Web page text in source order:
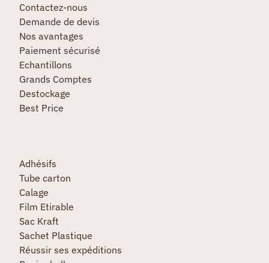
Contactez-nous
Demande de devis
Nos avantages
Paiement sécurisé
Echantillons
Grands Comptes
Destockage
Best Price
Adhésifs
Tube carton
Calage
Film Etirable
Sac Kraft
Sachet Plastique
Réussir ses expéditions